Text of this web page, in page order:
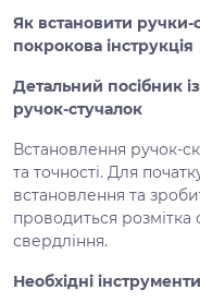
Як встановити ручки-
покрокова інструкція
Детальний посібник
ручок-стучалок
Встановлення ручок-
та точності. Для
встановлення та
проводиться розмітка
свердління.
Необхідні